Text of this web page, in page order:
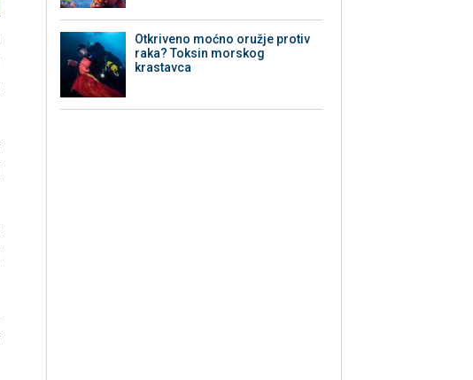
Otkriveno moćno oružje protiv
raka? Toksin morskog
krastavca